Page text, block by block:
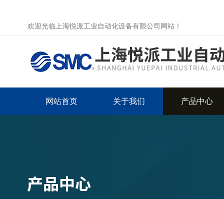
欢迎光临上海悦派工业自动化设备有限公司网站！
网站首页 关于我们 产品中心